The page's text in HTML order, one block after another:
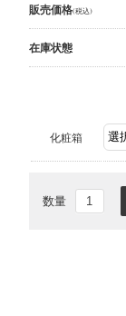
販売価格(税込)
在庫状態
化粧箱
数量